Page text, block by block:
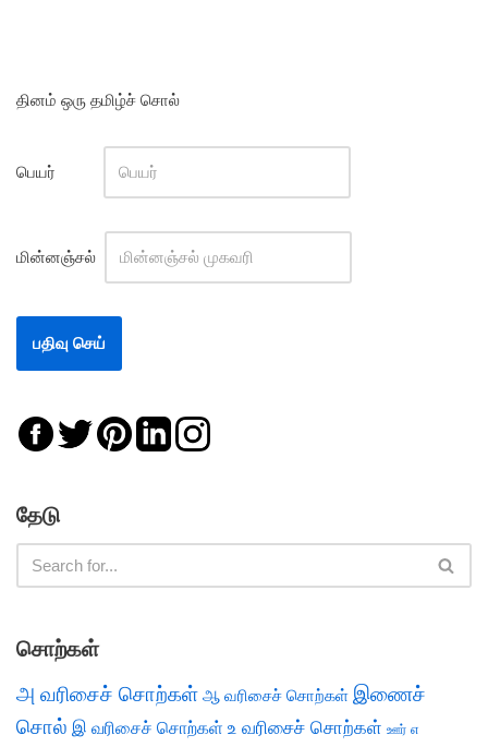
தினம் ஒரு தமிழ்ச் சொல்
பெயர்
மின்னஞ்சல்
தேடு
சொற்கள்
அ வரிசைச் சொற்கள் ஆ வரிசைச் சொற்கள் இணைச்
சொல் இ வரிசைச் சொற்கள் உ வரிசைச் சொற்கள் ஊர் எ